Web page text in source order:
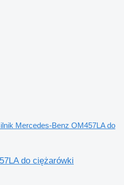
Mercedes-Benz OM457LA do
do ciężarówki